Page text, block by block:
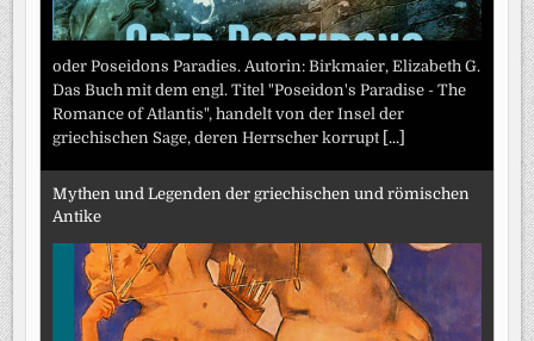
oder Poseidons Paradies. Autorin: Birkmaier, Elizabeth G.
Das Buch mit dem engl. Titel "Poseidon's Paradise - The
Romance of Atlantis", handelt von der Insel der
griechischen Sage, deren Herrscher korrupt [...]
Mythen und Legenden der griechischen und römischen
Antike